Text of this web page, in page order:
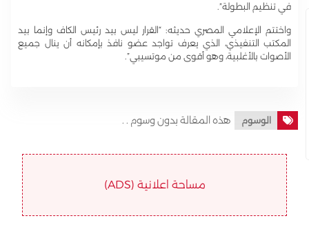
في تنظيم البطولة”.
واختتم الإعلامي المصري حديثه: “القرار ليس بيد رئيس الكاف وإنما بيد
المكتب التنفيذي، الذي يعرف تواجد عضو نافذ بإمكانه أن ينال جميع
الأصوات بالأغلبية، وهو أقوى من موتسيبي”.
الوسوم هذه المقالة بدون وسوم . .
مساحة اعلانية (ADS)